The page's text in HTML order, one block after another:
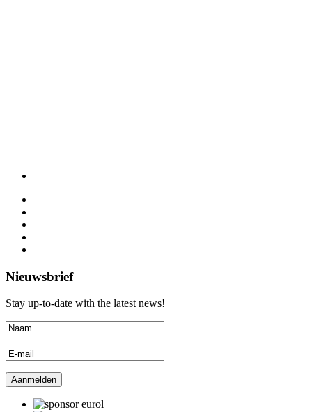
Nieuwsbrief
Stay up-to-date with the latest news!